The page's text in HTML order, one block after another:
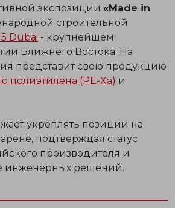
экспозиции «Made in
строительной
Dubai - крупнейшем
Ближнего Востока. На
представит свою продукцию
полиэтилена (PE-Xa) и
укреплять позиции на
подтверждая статус
производителя и
инженерных решений.